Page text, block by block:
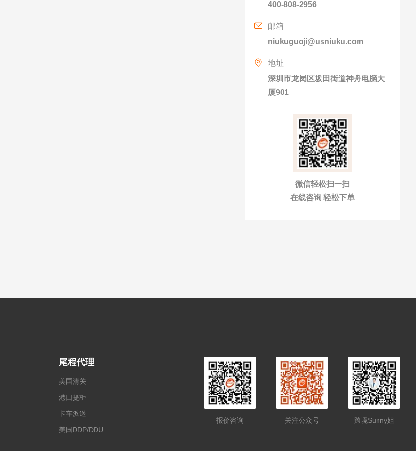
400-808-2956
邮箱
niukuguoji@usniuku.com
地址
深圳市龙岗区坂田街道神舟电脑大
厦901
微信轻松扫一扫
在线咨询 轻松下单
尾程代理
美国清关
港口提柜
卡车派送
美国DDP/DDU
报价咨询 关注公众号 跨境Sunny姐